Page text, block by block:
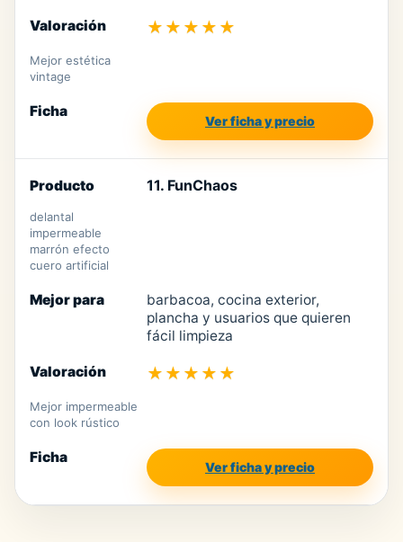
★★★★★
Mejor estética
vintage
Ver ficha y precio
11. FunChaos
delantal
impermeable
marrón efecto
cuero artificial
barbacoa, cocina exterior,
plancha y usuarios que quieren
fácil limpieza
★★★★★
Mejor impermeable
con look rústico
Ver ficha y precio